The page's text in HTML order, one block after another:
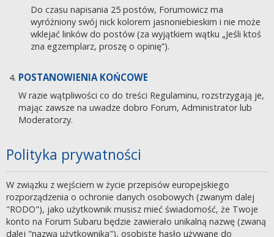
Do czasu napisania 25 postów, Forumowicz ma
wyróżniony swój nick kolorem jasnoniebieskim i nie może
wklejać linków do postów (za wyjątkiem wątku „Jeśli ktoś
zna egzemplarz, proszę o opinię”).
POSTANOWIENIA KOŃCOWE
W razie wątpliwości co do treści Regulaminu, rozstrzygają je,
mając zawsze na uwadze dobro Forum, Administrator lub
Moderatorzy.
Polityka prywatności
W związku z wejściem w życie przepisów europejskiego
rozporządzenia o ochronie danych osobowych (zwanym dalej
"RODO"), jako użytkownik musisz mieć świadomość, że Twoje
konto na Forum Subaru będzie zawierało unikalną nazwę (zwaną
dalej "nazwą użytkownika"), osobiste hasło używane do